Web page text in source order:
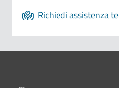
Richiedi assistenza